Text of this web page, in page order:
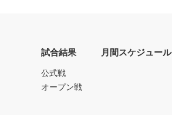
試合結果
公式戦
オープン戦
月間スケジュール